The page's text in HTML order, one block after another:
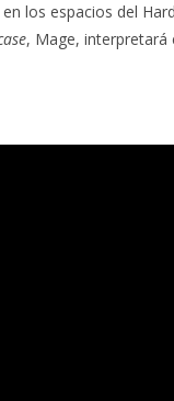
los espacios del
, Mage,